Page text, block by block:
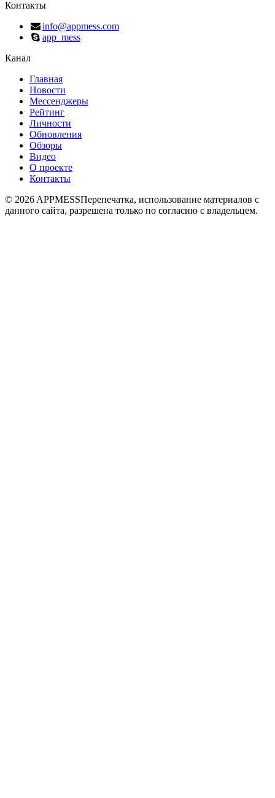
Контакты
info@appmess.com
app_mess
Канал
Главная
Новости
Мессенджеры
Рейтинг
Личности
Обновления
Обзоры
Видео
О проекте
Контакты
© 2026 APPMESSПерепечатка, использование материалов с
данного сайта, разрешена только по согласию с владельцем.